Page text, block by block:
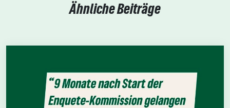
Ähnliche Beiträge